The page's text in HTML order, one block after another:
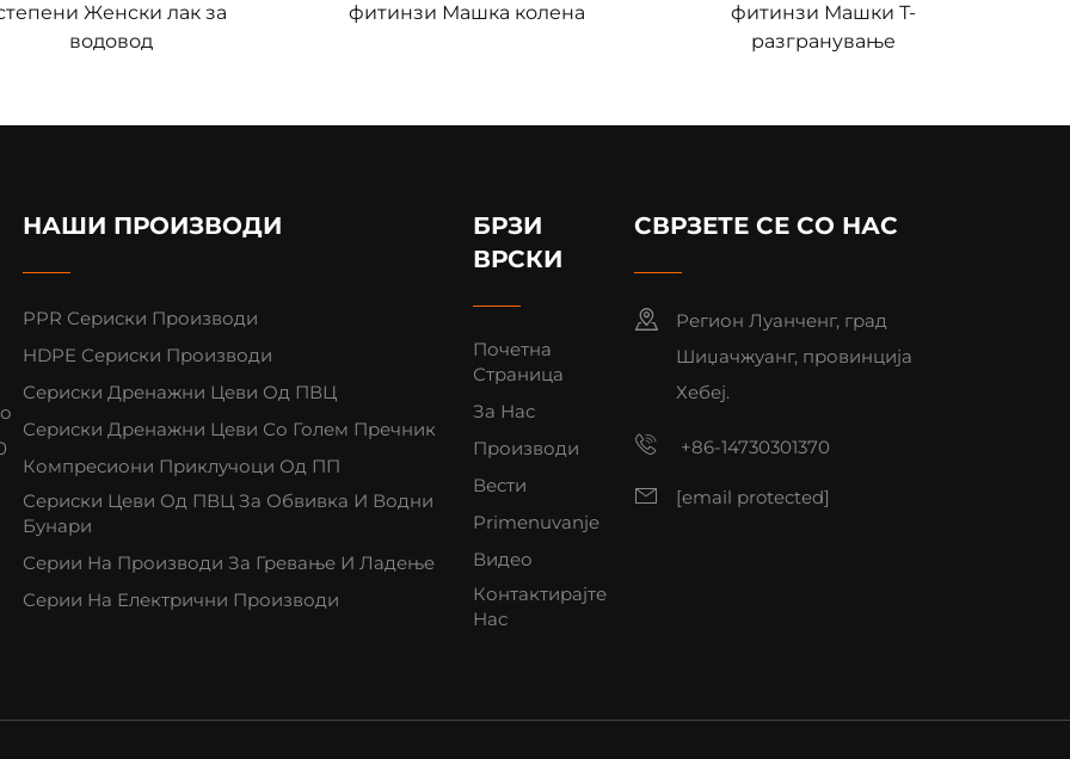
Женски лак за
водовод
фитинзи Машка колена
фитинзи Машки Т-
разгранување
НАШИ ПРОИЗВОДИ
PPR Сериски Производи
HDPE Сериски Производи
Сериски Дренажни Цеви Од ПВЦ
Сериски Дренажни Цеви Со Голем Пречник
Компресиони Приклучоци Од ПП
Сериски Цеви Од ПВЦ За Обвивка И Водни
Бунари
Серии На Производи За Гревање И Ладење
Серии На Електрични Производи
БРЗИ
ВРСКИ
Почетна
Страница
За Нас
Производи
Вести
Primenuvanje
Видео
Контактирајте
Нас
СВРЗЕТЕ СЕ СО НАС
Регион Луанченг, град
Шиџачжуанг, провинција
Хебеј.
+86-14730301370
[email protected]